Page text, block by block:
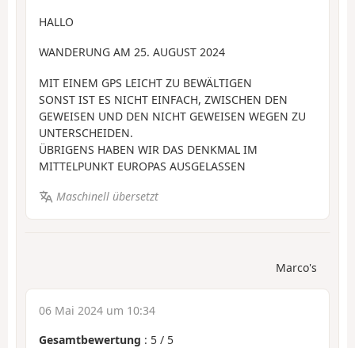
HALLO
WANDERUNG AM 25. AUGUST 2024
MIT EINEM GPS LEICHT ZU BEWÄLTIGEN
SONST IST ES NICHT EINFACH, ZWISCHEN DEN
GEWEISEN UND DEN NICHT GEWEISEN WEGEN ZU
UNTERSCHEIDEN.
ÜBRIGENS HABEN WIR DAS DENKMAL IM
MITTELPUNKT EUROPAS AUSGELASSEN
Maschinell übersetzt
Marco's
06 Mai 2024 um 10:34
Gesamtbewertung : 5 / 5